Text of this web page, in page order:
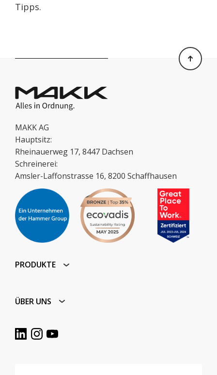
Tipps.
MAKK AG
Hauptsitz:
Rheinauerweg 17, 8447 Dachsen
Schreinerei:
Amsler-Laffonstrasse 16, 8200 Schaffhausen
PRODUKTE
ÜBER UNS